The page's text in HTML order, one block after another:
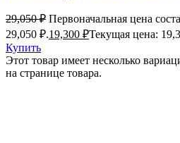
29,050₽ Первоначальная цена
29,050 ₽.19,300 ₽Текущая цена:
Купить
Этот товар имеет несколько
на странице товара.